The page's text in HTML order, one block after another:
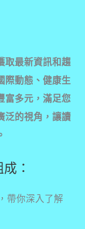
取最新資訊和趨
際動態、健康生
富多元，滿足您
泛的視角，讓讀
：
帶你深入了解